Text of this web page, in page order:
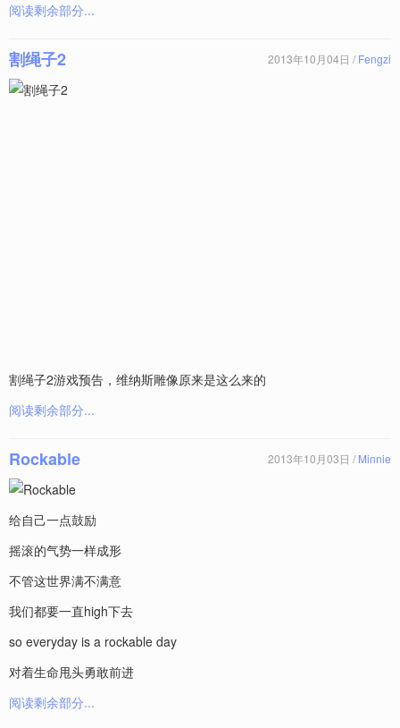
阅读剩余部分...
割绳子2 2013年10月04日 / Fengzi
割绳子2游戏预告，维纳斯雕像原来是这么来的
阅读剩余部分...
Rockable 2013年10月03日 / Minnie
给自己一点鼓励
摇滚的气势一样成形
不管这世界满不满意
我们都要一直high下去
so everyday is a rockable day
对着生命甩头勇敢前进
阅读剩余部分...